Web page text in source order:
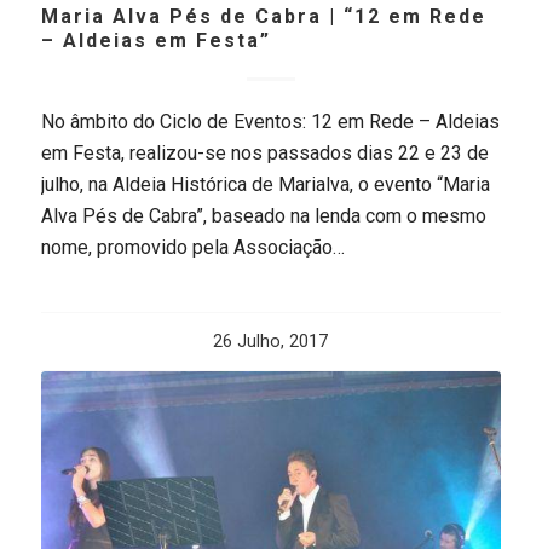
Maria Alva Pés de Cabra | “12 em Rede
– Aldeias em Festa”
No âmbito do Ciclo de Eventos: 12 em Rede – Aldeias
em Festa, realizou-se nos passados dias 22 e 23 de
julho, na Aldeia Histórica de Marialva, o evento “Maria
Alva Pés de Cabra”, baseado na lenda com o mesmo
nome, promovido pela Associação…
26 Julho, 2017